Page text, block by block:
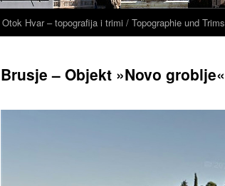
Otok Hvar – topografija i trimi / Topographie und Trims
Brusje – Objekt »Novo groblje«